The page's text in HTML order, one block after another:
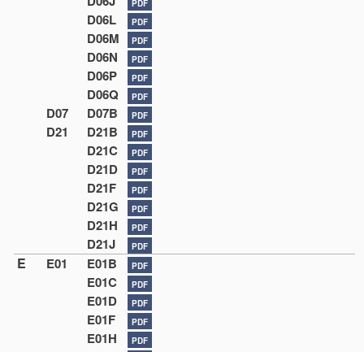
PDF
D06L PDF
D06M PDF
D06N PDF
D06P PDF
D06Q PDF
D07 D07B PDF
D21 D21B PDF
D21C PDF
D21D PDF
D21F PDF
D21G PDF
D21H PDF
D21J PDF
E E01 E01B PDF
E01C PDF
E01D PDF
E01F PDF
E01H PDF